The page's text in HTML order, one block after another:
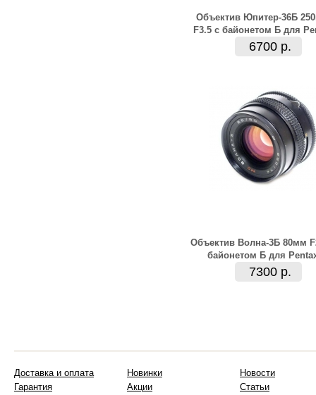
Объектив Юпитер-36Б
F3.5 с байонетом Б для
6700 р.
Объектив Волна-3Б 80мм
байонетом Б для
7300 р.
Доставка и оплата
Гарантия
Новинки
Акции
Новости
Статьи